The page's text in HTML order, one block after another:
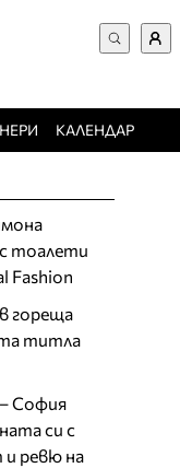
КАЛЕНДАР
тоалети
Fashion
гореща
титла
София
си с
ревю на